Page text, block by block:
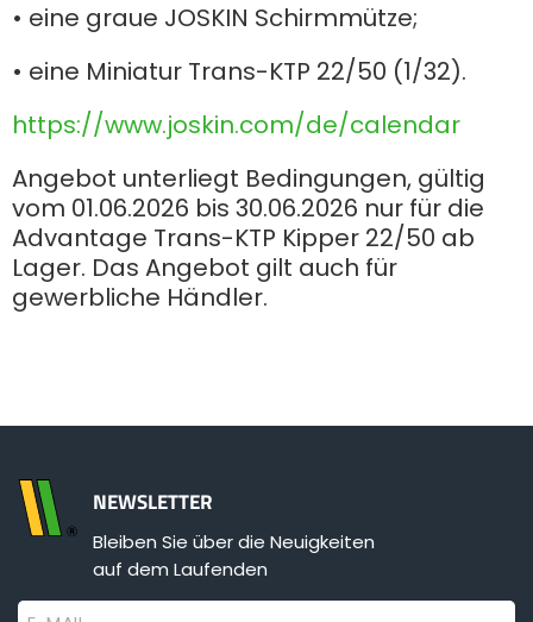
Slovenija
Lietuvių kalba
Česká republika
Srpski
Svenska
한국의
• eine graue JOSKIN Schirmmütze;
• eine Miniatur Trans-KTP 22/50 (1/32).
https://www.joskin.com/de/calendar
Angebot unterliegt Bedingungen, gültig
vom 01.06.2026 bis 30.06.2026 nur für die
Advantage Trans-KTP Kipper 22/50 ab
Lager. Das Angebot gilt auch für
gewerbliche Händler.
NEWSLETTER
Bleiben Sie über die Neuigkeiten
auf dem Laufenden